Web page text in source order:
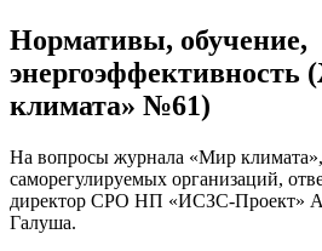
Нормативы, обучение,
климата» №61)
На вопросы журнала «Мир
саморегулируемых организаций,
директор СРО НП «ИСЗС-Проект»
Галуша.